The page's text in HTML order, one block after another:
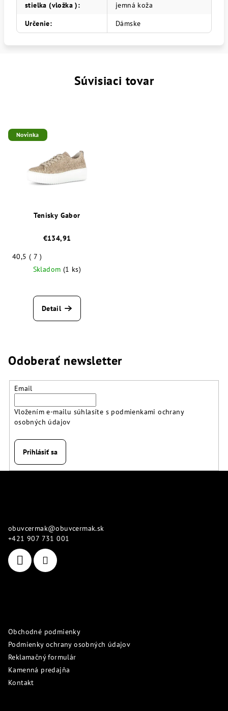
stielka (vložka ):
jemná koža
Určenie: Dámske
Súvisiaci tovar
Novinka
Tenisky Gabor
€134,91
40,5 ( 7 )
Skladom (1 ks)
Detail
Odoberať newsletter
Email
Vložením e-mailu súhlasíte s podmienkami ochrany
osobných údajov
Prihlásiť sa
obuvcermak@obuvcermak.sk
+421 907 731 001
Obchodné podmienky
Podmienky ochrany osobných údajov
Reklamačný formulár
Kamenná predajňa
Kontakt